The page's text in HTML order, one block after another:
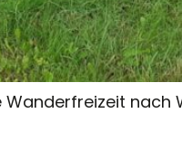
nach